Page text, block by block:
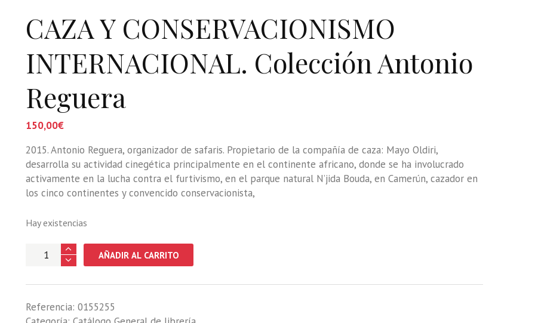
CAZA Y CONSERVACIONISMO
INTERNACIONAL. Colección Antonio
Reguera
150,00€
2015. Antonio Reguera, organizador de safaris. Propietario de la compañía de caza: Mayo Oldiri,
desarrolla su actividad cinegética principalmente en el continente africano, donde se ha involucrado
activamente en la lucha contra el furtivismo, en el parque natural N’jida Bouda, en Camerún, cazador en
los cinco continentes y convencido conservacionista,
Hay existencias
CAZA
Colección
AÑADIR AL CARRITO
Referencia: 0155255